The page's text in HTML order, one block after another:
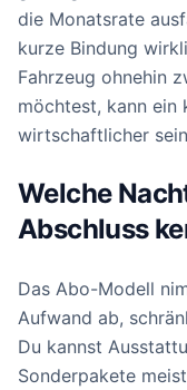
die Monatsrate
kurze Bindung
Fahrzeug ohnehin
möchtest, kann ein
wirtschaftlicher
Welche
Abschluss
Das Abo-Modell
Aufwand ab,
Du kannst
Sonderpakete